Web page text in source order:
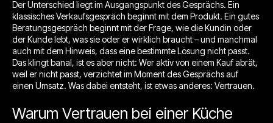
Der Unterschied liegt im Ausgangspunkt des Gesprächs. Ein
klassisches Verkaufsgespräch beginnt mit dem Produkt. Ein gutes
Beratungsgespräch beginnt mit der Frage, wie die Kundin oder
der Kunde lebt, was sie oder er wirklich braucht – und manchmal
auch mit dem Hinweis, dass eine bestimmte Lösung nicht passt.
Das klingt banal, ist es aber nicht: Wer aktiv von einem Kauf abrät,
weil er nicht passt, verzichtet im Moment des Gesprächs auf
einen Umsatz. Was dabei entsteht, ist etwas anderes: Vertrauen.
Warum Vertrauen bei einer Küche